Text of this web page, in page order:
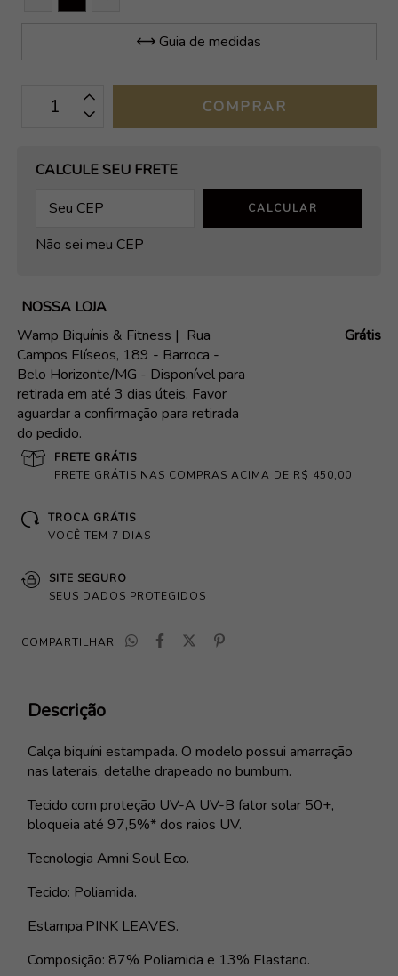
Guia de medidas
OPÇÕES DE FRETE
CALCULE SEU FRETE
CALCULAR
Não sei meu CEP
NOSSA LOJA
Wamp Biquínis & Fitness | Rua
Campos Elíseos, 189 - Barroca -
Belo Horizonte/MG - Disponível para
retirada em até 3 dias úteis. Favor
aguardar a confirmação para retirada
do pedido.
Grátis
FRETE GRÁTIS
FRETE GRÁTIS NAS COMPRAS ACIMA DE R$ 450,00
TROCA GRÁTIS
VOCÊ TEM 7 DIAS
SITE SEGURO
SEUS DADOS PROTEGIDOS
COMPARTILHAR
Descrição
Calça biquíni estampada. O modelo possui amarração
nas laterais, detalhe drapeado no bumbum.
Tecido com proteção UV-A UV-B fator solar 50+,
bloqueia até 97,5%* dos raios UV.
Tecnologia Amni Soul Eco.
Tecido: Poliamida.
Estampa:PINK LEAVES.
Composição: 87% Poliamida e 13% Elastano.